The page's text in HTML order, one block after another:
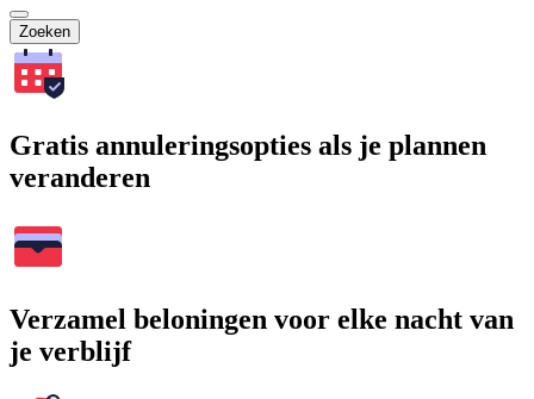
Zoeken
Gratis annuleringsopties als je plannen
veranderen
Verzamel beloningen voor elke nacht van
je verblijf